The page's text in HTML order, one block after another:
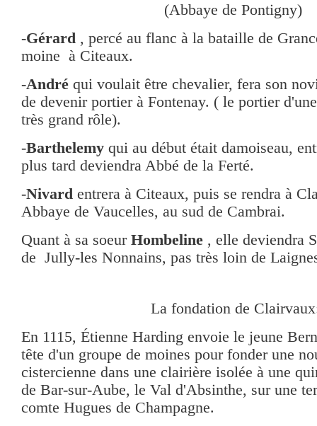
(Abbaye de Pontigny)
-Gérard , percé au flanc à la bataille de
moine à Citeaux.
-André qui voulait être chevalier, fera son
de devenir portier à Fontenay. ( le portier
très grand rôle).
-Barthelemy qui au début était damoiseau,
plus tard deviendra Abbé de la Ferté.
-Nivard entrera à Citeaux, puis se rendra à
Abbaye de Vaucelles, au sud de Cambrai.
Quant à sa soeurHombeline , elle deviendra
de Jully-les Nonnains, pas très loin de
La fondation de
En 1115, Étienne Harding envoie le jeune
tête d'un groupe de moines pour fonder une
cistercienne dans une clairière isolée à une
de Bar-sur-Aube, le Val d'Absinthe, sur une
comte Hugues de Champagne.